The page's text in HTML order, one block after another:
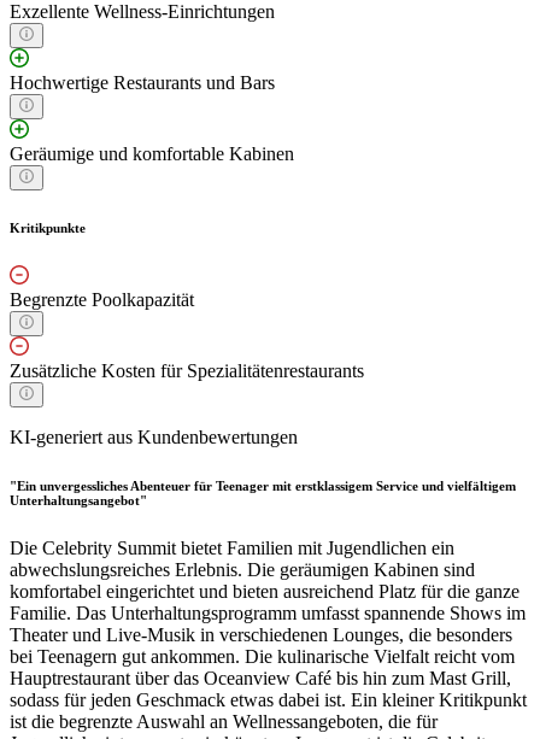
Exzellente Wellness-Einrichtungen
Hochwertige Restaurants und Bars
Geräumige und komfortable Kabinen
Kritikpunkte
Begrenzte Poolkapazität
Zusätzliche Kosten für Spezialitätenrestaurants
KI-generiert aus Kundenbewertungen
"Ein unvergessliches Abenteuer für Teenager mit erstklassigem Service und vielfältigem
Unterhaltungsangebot"
Die Celebrity Summit bietet Familien mit Jugendlichen ein
abwechslungsreiches Erlebnis. Die geräumigen Kabinen sind
komfortabel eingerichtet und bieten ausreichend Platz für die ganze
Familie. Das Unterhaltungsprogramm umfasst spannende Shows im
Theater und Live-Musik in verschiedenen Lounges, die besonders
bei Teenagern gut ankommen. Die kulinarische Vielfalt reicht vom
Hauptrestaurant über das Oceanview Café bis hin zum Mast Grill,
sodass für jeden Geschmack etwas dabei ist. Ein kleiner Kritikpunkt
ist die begrenzte Auswahl an Wellnessangeboten, die für